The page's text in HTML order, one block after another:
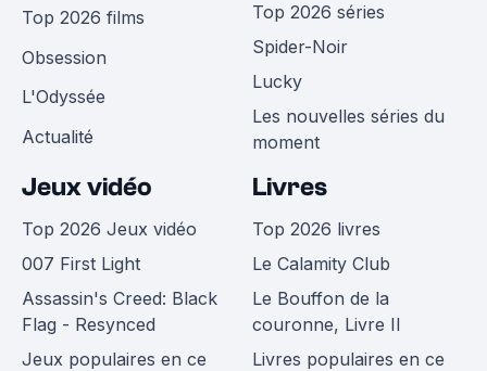
Top 2026 films
Obsession
L'Odyssée
Actualité
Top 2026 séries
Spider-Noir
Lucky
Les nouvelles séries du
moment
Jeux vidéo
Top 2026 Jeux vidéo
007 First Light
Assassin's Creed: Black
Flag - Resynced
Jeux populaires en ce
Livres
Top 2026 livres
Le Calamity Club
Le Bouffon de la
couronne, Livre II
Livres populaires en ce